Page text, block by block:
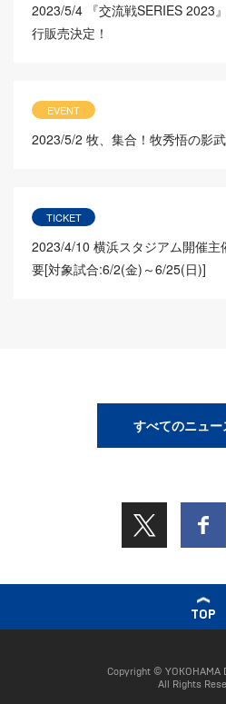
2023/5/4 『交流戦SERIES 2023
行販売決定！
EVENT
2023/5/2 牧、集合！牧秀悟の影
TICKET
2023/4/10 横浜スタジアム開催
要[対象試合:6/2(金)～6/25(日)]
すべてのニュ
TOP
Copyright © YOKOHAMA
All Rights